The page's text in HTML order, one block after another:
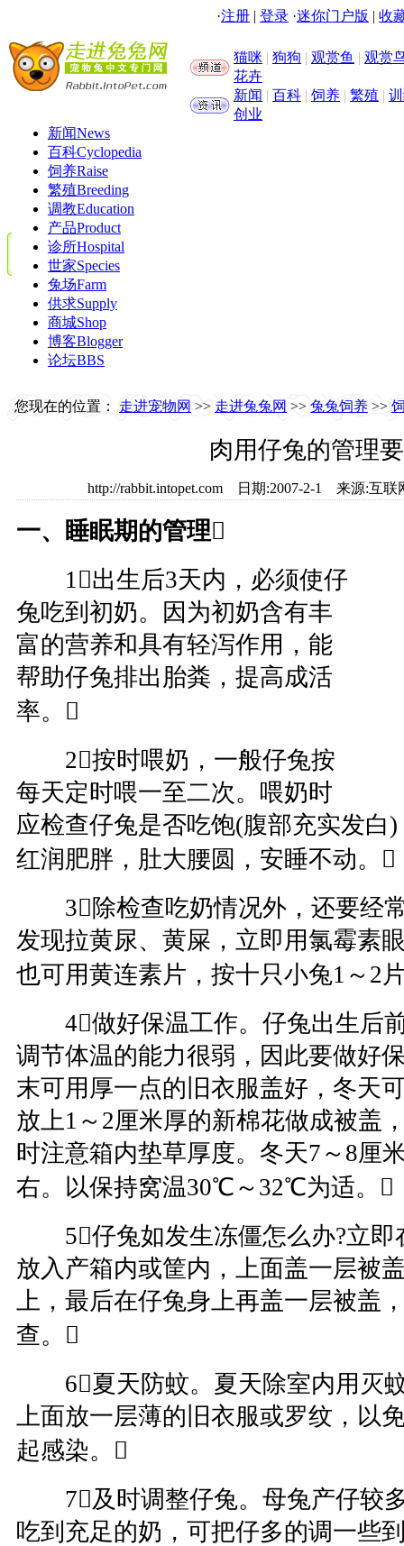
·注册 | 登录 ·迷你门户版 | 收
猫咪 | 狗狗 | 观赏鱼 | 观赏
花卉
新闻 | 百科 | 饲养 | 繁殖 |
创业
新闻News
百科Cyclopedia
饲养Raise
繁殖Breeding
调教Education
产品Product
诊所Hospital
世家Species
兔场Farm
供求Supply
商城Shop
博客Blogger
论坛BBS
您现在的位置： 走进宠物网 >> 走进兔兔网 >> 兔兔饲养 >>
肉用仔兔的管理
http://rabbit.intopet.com 日期:2007-2-1 来源:互
一、睡眠期的管理
1出生后3天内，必须使仔
兔吃到初奶。因为初奶含有丰
富的营养和具有轻泻作用，能
帮助仔兔排出胎粪，提高成活
率。
2按时喂奶，一般仔兔按
每天定时喂一至二次。喂奶时
应检查仔兔是否吃饱(腹部充实发白
红润肥胖，肚大腰圆，安睡不动。
3除检查吃奶情况外，还要经
发现拉黄尿、黄屎，立即用氯霉素
也可用黄连素片，按十只小兔1～2
4做好保温工作。仔兔出生后
调节体温的能力很弱，因此要做好
末可用厚一点的旧衣服盖好，冬天
放上1～2厘米厚的新棉花做成被盖
时注意箱内垫草厚度。冬天7～8厘
右。以保持窝温30℃～32℃为适。
5仔兔如发生冻僵怎么办?立即
放入产箱内或筐内，上面盖一层被
上，最后在仔兔身上再盖一层被盖
查。
6夏天防蚊。夏天除室内用灭
上面放一层薄的旧衣服或罗纹，以
起感染。
7及时调整仔兔。母兔产仔较
吃到充足的奶，可把仔多的调一些